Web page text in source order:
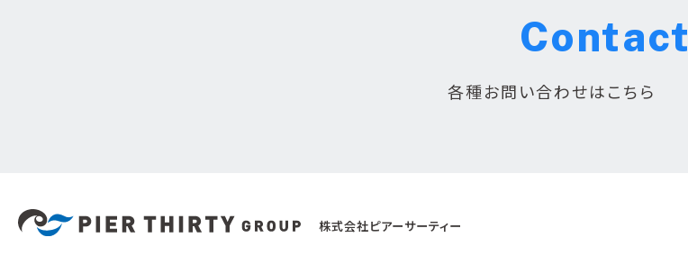
Contact
各種お問い合わせはこちら
株式会社ピアーサーティー